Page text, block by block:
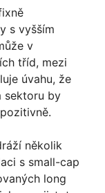
s vyšším
v
tříd, mezi
úvahu, že
sektoru by
několik
s small-cap
long